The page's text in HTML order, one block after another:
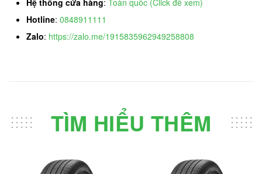
Hệ thống cửa hàng: Toàn quốc (Click để xem)
Hotline: 0848911111
Zalo: https://zalo.me/1915835962949258808
TÌM HIỂU THÊM